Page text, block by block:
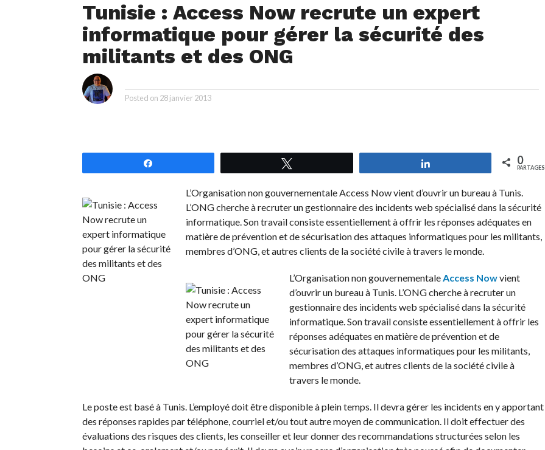
Tunisie : Access Now recrute un expert
informatique pour gérer la sécurité des
militants et des ONG
Posted on 28 janvier 2013
0
PARTAGES
L’Organisation non gouvernementale Access Now vient d’ouvrir un bureau à Tunis.
L’ONG cherche à recruter un gestionnaire des incidents web spécialisé dans la sécurité
informatique. Son travail consiste essentiellement à offrir les réponses adéquates en
matière de prévention et de sécurisation des attaques informatiques pour les militants,
membres d’ONG, et autres clients de la société civile à travers le monde.
L’Organisation non gouvernementaleAccess Nowvient
d’ouvrir un bureau à Tunis. L’ONG cherche à recruter un
gestionnaire des incidents web spécialisé dans la sécurité
informatique. Son travail consiste essentiellement à offrir les
réponses adéquates en matière de prévention et de
sécurisation des attaques informatiques pour les militants,
membres d’ONG, et autres clients de la société civile à
travers le monde.
Le poste est basé à Tunis. L’employé doit être disponible à plein temps. Il devra gérer les incidents en y apportant
des réponses rapides par téléphone, courriel et/ou tout autre moyen de communication. Il doit effectuer des
évaluations des risques des clients, les conseiller et leur donner des recommandations structurées selon les